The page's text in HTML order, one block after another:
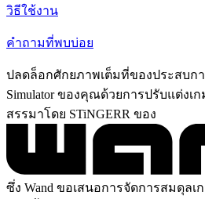
วิธีใช้งาน
คำถามที่พบบ่อย
ปลดล็อกศักยภาพเต็มที่ของประสบกา
Simulator ของคุณด้วยการปรับแต่งเ
สรรมาโดย STiNGERR ของ
ซึ่ง Wand ขอเสนอการจัดการสมดุลเ